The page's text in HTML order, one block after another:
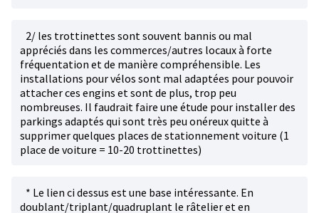
2/ les trottinettes sont souvent bannis ou mal
appréciés dans les commerces/autres locaux à forte
fréquentation et de manière compréhensible. Les
installations pour vélos sont mal adaptées pour pouvoir
attacher ces engins et sont de plus, trop peu
nombreuses. Il faudrait faire une étude pour installer des
parkings adaptés qui sont très peu onéreux quitte à
supprimer quelques places de stationnement voiture (1
place de voiture = 10-20 trottinettes)
* Le lien ci dessus est une base intéressante. En
doublant/triplant/quadruplant le râtelier et en